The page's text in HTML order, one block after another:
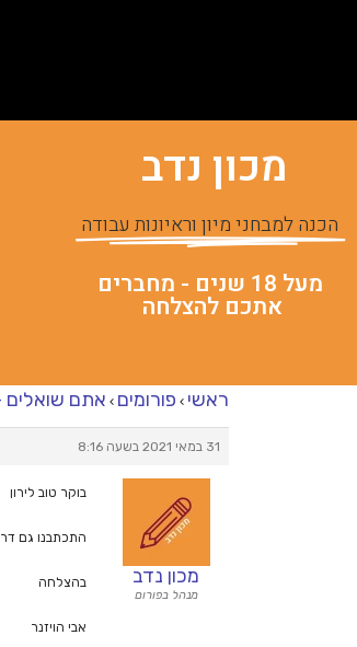
מכון נדב
הכנה למבחני מיון וראיונות עבודה
מעל 18 שנים - מחברים
אתכם להצלחה
ראשי › פורומים › אתם שואלים
31 במאי 2021 בשעה 8:16
מכון נדב
מנהל בפורום
בוקר טוב לירון
התכתבנו גם
בהצלחה
אבי הויזנר